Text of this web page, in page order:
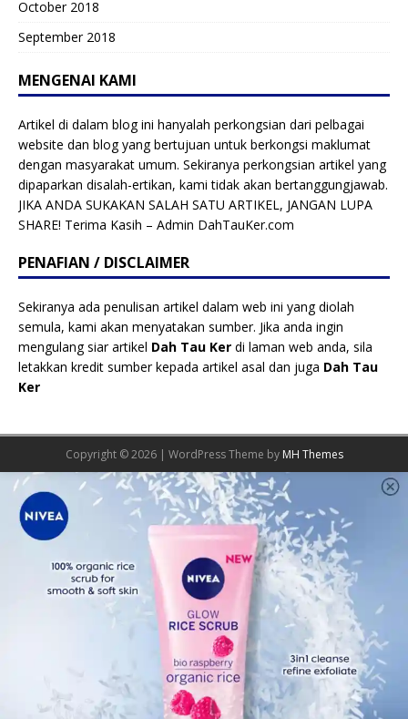
October 2018
September 2018
MENGENAI KAMI
Artikel di dalam blog ini hanyalah perkongsian dari pelbagai
website dan blog yang bertujuan untuk berkongsi maklumat
dengan masyarakat umum. Sekiranya perkongsian artikel yang
dipaparkan disalah-ertikan, kami tidak akan bertanggungjawab.
JIKA ANDA SUKAKAN SALAH SATU ARTIKEL, JANGAN LUPA
SHARE! Terima Kasih – Admin DahTauKer.com
PENAFIAN / DISCLAIMER
Sekiranya ada penulisan artikel dalam web ini yang diolah
semula, kami akan menyatakan sumber. Jika anda ingin
mengulang siar artikel Dah Tau Ker di laman web anda, sila
letakkan kredit sumber kepada artikel asal dan juga Dah Tau
Ker
Copyright © 2026 | WordPress Theme by MH Themes